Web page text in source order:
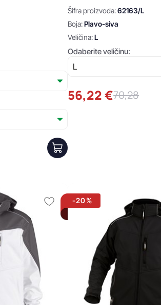
Šifra proizvoda:62163/L
Boja:Plavo-siva
Veličina:L
Odaberite veličinu:
56,22 €70,28
-20%